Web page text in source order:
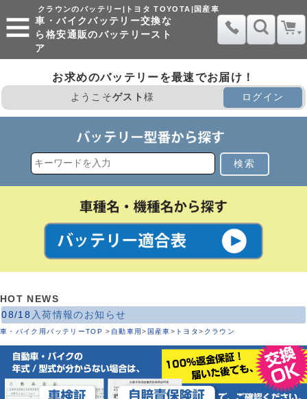
クラウンのバッテリー|トヨタ TOYOTA|国産車
車・バイクバッテリー交換な
ら格安通販のバッテリースト
ア
お求めのバッテリーを最速でお届け！
ようこそゲスト様 ログイン
検索
HOT NEWS
08/18 入荷情報のお知らせ
車・バイク用バッテリーTOP > 自動車用> 国産車> トヨタ> クラウン